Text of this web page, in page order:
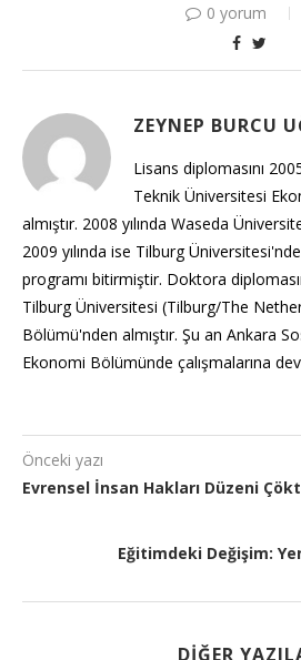
0 yorum
ZEYNEP BURCU
Lisans diplomasını
Teknik Üniversitesi
almıştır. 2008 yılında Waseda
2009 yılında ise Tilburg
programı bitirmiştir. Doktora
Tilburg Üniversitesi (Tilburg/The
Bölümü'nden almıştır. Şu an Ankara
Ekonomi Bölümünde çalışmalarına
Önceki yazı
Evrensel İnsan Hakları Düzeni
Eğitimdeki Değişim:
DIĞER